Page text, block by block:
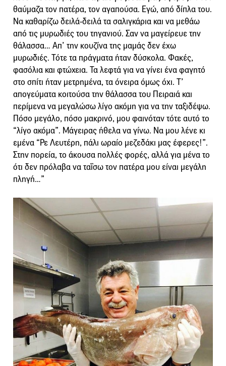
θαύμαζα τον πατέρα, τον αγαπούσα. Εγώ, από δίπλα του.
Να καθαρίζω δειλά-δειλά τα σαλιγκάρια και να μεθάω
από τις μυρωδιές του τηγανιού. Σαν να μαγείρευε την
θάλασσα… Απ’ την κουζίνα της μαμάς δεν έχω
μυρωδιές. Τότε τα πράγματα ήταν δύσκολα. Φακές,
φασόλια και φτώχεια. Τα λεφτά για να γίνει ένα φαγητό
στο σπίτι ήταν μετρημένα, τα όνειρα όμως όχι. Τ’
απογεύματα κοιτούσα την θάλασσα του Πειραιά και
περίμενα να μεγαλώσω λίγο ακόμη για να την ταξιδέψω.
Πόσο μεγάλο, πόσο μακρινό, μου φαινόταν τότε αυτό το
“λίγο ακόμα”. Μάγειρας ήθελα να γίνω. Να μου λένε κι
εμένα “Ρε Λευτέρη, πάλι ωραίο μεζεδάκι μας έφερες!”.
Στην πορεία, το άκουσα πολλές φορές, αλλά για μένα το
ότι δεν πρόλαβα να ταΐσω τον πατέρα μου είναι μεγάλη
πληγή…”